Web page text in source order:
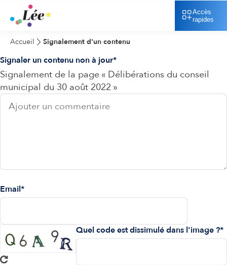
Accès
rapides
Accueil Signalement d'un contenu
Signaler un contenu non à jour
Signalement de la page « Délibérations du conseil
municipal du 30 août 2022 »
Email
Quel code est dissimulé dans l'image ?